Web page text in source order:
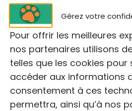
Gérez votre
Pour offrir les meilleures
nos partenaires utilisons
telles que les cookies
accéder aux informations
consentement à ces
permettra, ainsi qu’à nos
NOM
Anipassion
ADRESSE:
100 Rue Albert Caquot,